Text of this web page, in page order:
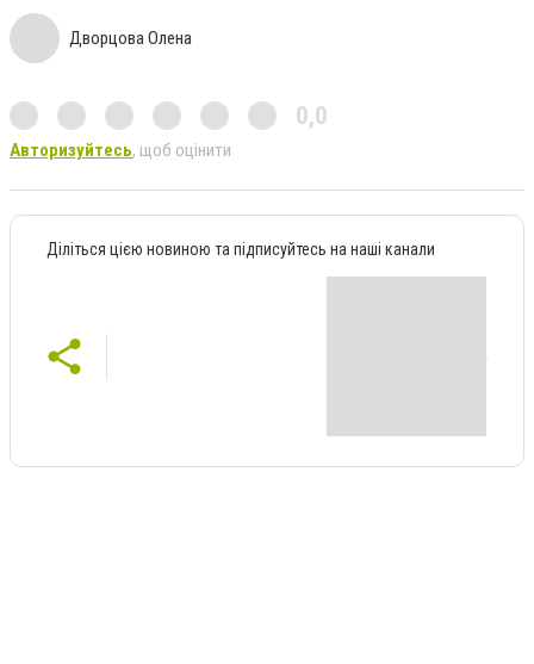
Дворцова Олена
0,0
Авторизуйтесь, щоб оцінити
Діліться цією новиною та підписуйтесь на наші канали